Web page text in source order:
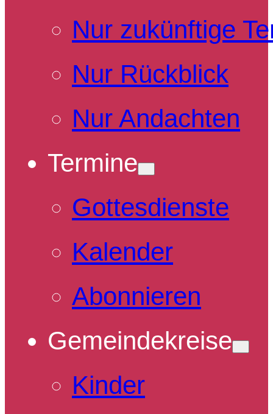
Nur zukünftige
Nur Rückblick
Nur Andachten
Termine
Gottesdienste
Kalender
Abonnieren
Gemeindekreise
Kinder